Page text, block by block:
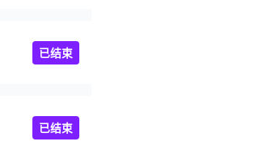
已结束
已结束